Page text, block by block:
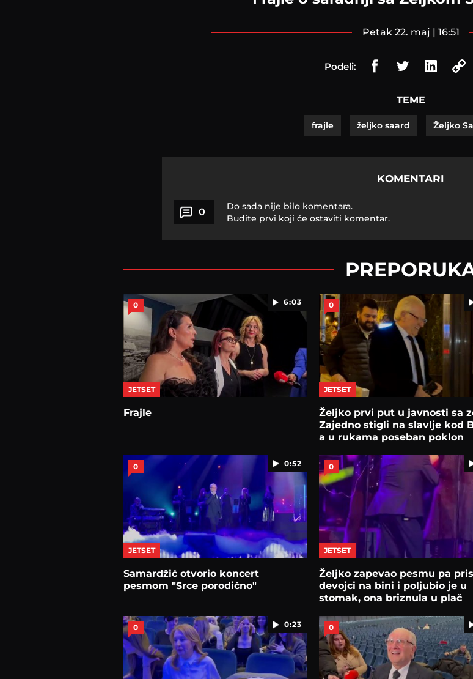
petak 22. maj | 16:51
Podeli:
TEME
frajle željko saard Željko
KOMENTARI
0
Do sada nije bilo komentara.
Budite prvi koji će ostaviti komentar.
6:03
0
JETSET
Frajle
0
JETSET
Željko prvi put u javnosti sa
Zajedno stigli na slavlje kod
a u rukama poseban poklon
0:52
0
JETSET
Samardžić otvorio koncert
pesmom "Srce porodično"
0
JETSET
Željko zapevao pesmu pa
devojci na bini i poljubio je u
stomak, ona briznula u plač
0:23
0 0